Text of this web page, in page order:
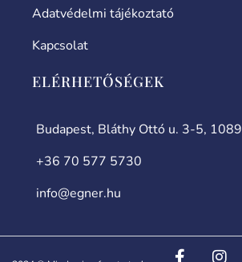
Adatvédelmi tájékoztató
Kapcsolat
ELÉRHETŐSÉGEK
Budapest, Bláthy Ottó u. 3-5, 1089
+36 70 577 5730
info@egner.hu